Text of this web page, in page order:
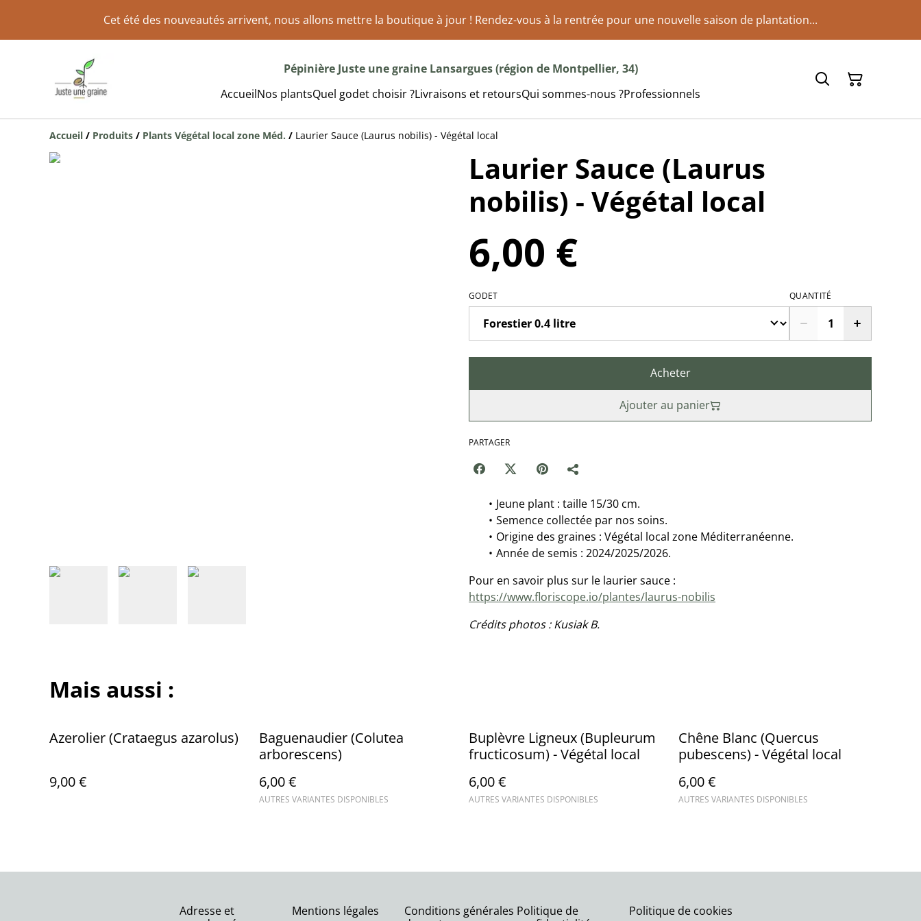
Cet été des nouveautés arrivent, nous allons mettre la boutique à jour ! Rendez-vous à la rentrée pour une nouvelle saison de plantation...
Pépinière Juste une graine Lansargues (région de Montpellier, 34)
AccueilNos plantsQuel godet choisir ?Livraisons et retoursQui sommes-nous ?Professionnels
Accueil / Produits / Plants Végétal local zone Méd. / Laurier Sauce (Laurus nobilis) - Végétal local
Laurier Sauce (Laurus
nobilis) - Végétal local
6,00 €
GODET QUANTITÉ
Acheter
Ajouter au panier
PARTAGER
Jeune plant : taille 15/30 cm.
Semence collectée par nos soins.
Origine des graines : Végétal local zone Méditerranéenne.
Année de semis : 2024/2025/2026.
Pour en savoir plus sur le laurier sauce :
https://www.floriscope.io/plantes/laurus-nobilis
Crédits photos : Kusiak B.
Mais aussi :
Azerolier (Crataegus azarolus)
9,00 €
Baguenaudier (Colutea
arborescens)
6,00 €
AUTRES VARIANTES DISPONIBLES
Buplèvre Ligneux (Bupleurum
fructicosum) - Végétal local
6,00 €
AUTRES VARIANTES DISPONIBLES
Chêne Blanc (Quercus
pubescens) - Végétal local
6,00 €
AUTRES VARIANTES DISPONIBLES
Adresse et
Mentions légales
Conditions générales Politique de
Politique de cookies